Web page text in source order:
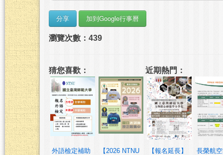
瀏覽次數：439
猜您喜歡：
外語檢定補助
【2026 NTNU
近期熱門：
【報名延長】
長榮航